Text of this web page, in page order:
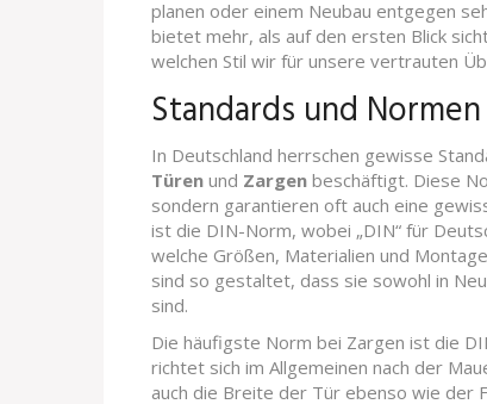
planen oder einem Neubau entgegen
bietet mehr, als auf den ersten Blick
welchen Stil wir für unsere vertrauten
Standards und Normen
In Deutschland herrschen gewisse
Türen und Zargen beschäftigt. Diese
sondern garantieren oft auch eine
ist die DIN-Norm, wobei „DIN“ für
welche Größen, Materialien und
sind so gestaltet, dass sie sowohl in
sind.
Die häufigste Norm bei Zargen ist die
richtet sich im Allgemeinen nach der
auch die Breite der Tür ebenso wie der